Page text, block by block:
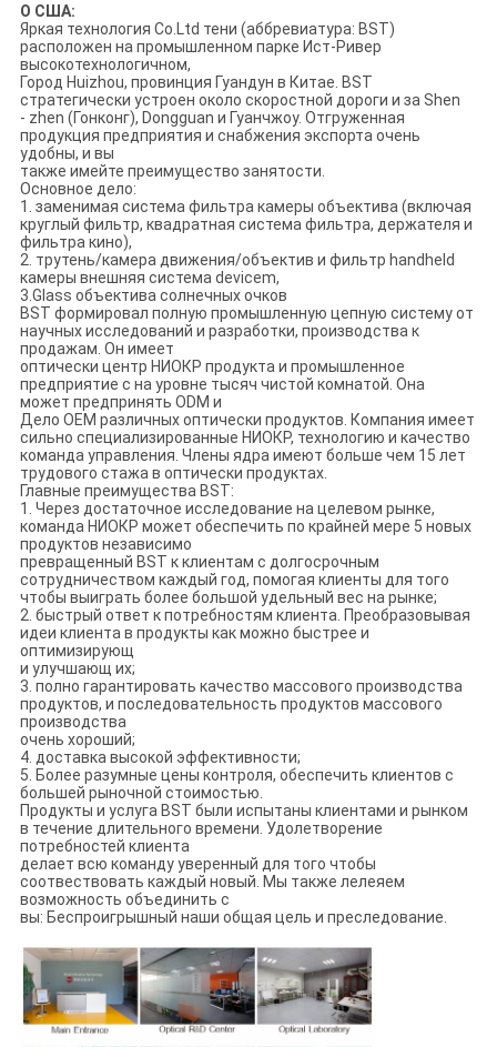
О США:
Яркая технология Co.Ltd тени (аббревиатура: BST)
расположен на промышленном парке Ист-Ривер
высокотехнологичном,
Город Huizhou, провинция Гуандун в Китае. BST
стратегически устроен около скоростной дороги и за Shen
- zhen (Гонконг), Dongguan и Гуанчжоу. Отгруженная
продукция предприятия и снабжения экспорта очень
удобны, и вы
также имейте преимущество занятости.
Основное дело:
1. заменимая система фильтра камеры объектива (включая
круглый фильтр, квадратная система фильтра, держателя и
фильтра кино),
2. трутень/камера движения/объектив и фильтр handheld
камеры внешняя система devicem,
3.Glass объектива солнечных очков
BST формировал полную промышленную цепную систему от
научных исследований и разработки, производства к
продажам. Он имеет
оптически центр НИОКР продукта и промышленное
предприятие с на уровне тысяч чистой комнатой. Она
может предпринять ODM и
Дело OEM различных оптически продуктов. Компания имеет
сильно специализированные НИОКР, технологию и качество
команда управления. Члены ядра имеют больше чем 15 лет
трудового стажа в оптически продуктах.
Главные преимущества BST:
1. Через достаточное исследование на целевом рынке,
команда НИОКР может обеспечить по крайней мере 5 новых
продуктов независимо
превращенный BST к клиентам с долгосрочным
сотрудничеством каждый год, помогая клиенты для того
чтобы выиграть более большой удельный вес на рынке;
2. быстрый ответ к потребностям клиента. Преобразовывая
идеи клиента в продукты как можно быстрее и
оптимизирующ
и улучшающ их;
3. полно гарантировать качество массового производства
продуктов, и последовательность продуктов массового
производства
очень хороший;
4. доставка высокой эффективности;
5. Более разумные цены контроля, обеспечить клиентов с
большей рыночной стоимостью.
Продукты и услуга BST были испытаны клиентами и рынком
в течение длительного времени. Удолетворение
потребностей клиента
делает всю команду уверенный для того чтобы
соотвествовать каждый новый. Мы также лелеяем
возможность объединить с
вы: Беспроигрышный наши общая цель и преследование.